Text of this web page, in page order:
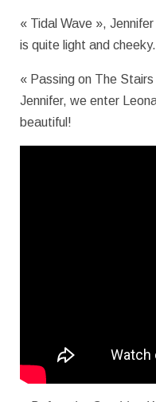
« Tidal Wave »,
is quite light and cheeky.
« Passing on The
Jennifer, we enter
beautiful!